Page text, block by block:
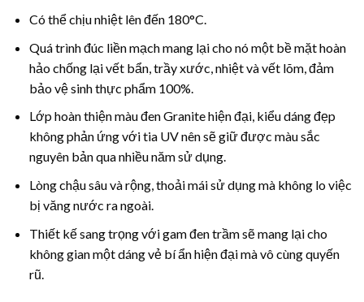
Có thể chịu nhiệt lên đến 180°C.
Quá trình đúc liền mạch mang lại cho nó một bề mặt hoàn
hảo chống lại vết bẩn, trầy xước, nhiệt và vết lõm, đảm
bảo vệ sinh thực phẩm 100%.
Lớp hoàn thiện màu đen Granite hiện đại, kiểu dáng đẹp
không phản ứng với tia UV nên sẽ giữ được màu sắc
nguyên bản qua nhiều năm sử dụng.
Lòng chậu sâu và rộng, thoải mái sử dụng mà không lo việc
bị văng nước ra ngoài.
Thiết kế sang trọng với gam đen trầm sẽ mang lại cho
không gian một dáng vẻ bí ẩn hiện đại mà vô cùng quyến
rũ.